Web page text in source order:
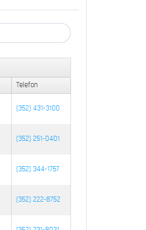
Telefon
(352) 431-3100
(352) 251-0401
(352) 344-1757
(352) 222-8752